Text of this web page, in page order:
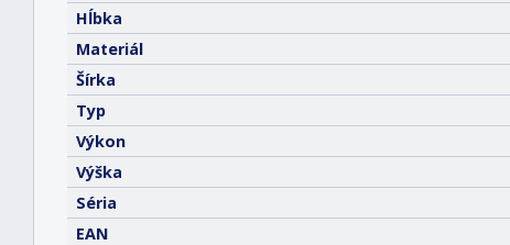
Hĺbka
Materiál
Šírka
Typ
Výkon
Výška
Séria
EAN